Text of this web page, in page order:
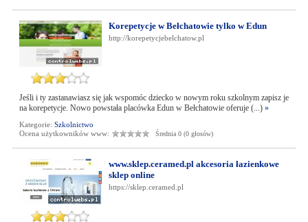
Korepetycje w Bełchatowie tylko w Edun
http://korepetycjebelchatow.pl
Jeśli i ty zastanawiasz się jak wspomóc dziecko w nowym roku szkolnym zapisz je
na korepetycje. Nowo powstała placówka Edun w Bełchatowie oferuje (...) »
Kategorie: Szkolnictwo
Ocena użytkowników www:
Średnia 0 (0 głosów)
www.sklep.ceramed.pl akcesoria łazienkowe
sklep online
https://sklep.ceramed.pl